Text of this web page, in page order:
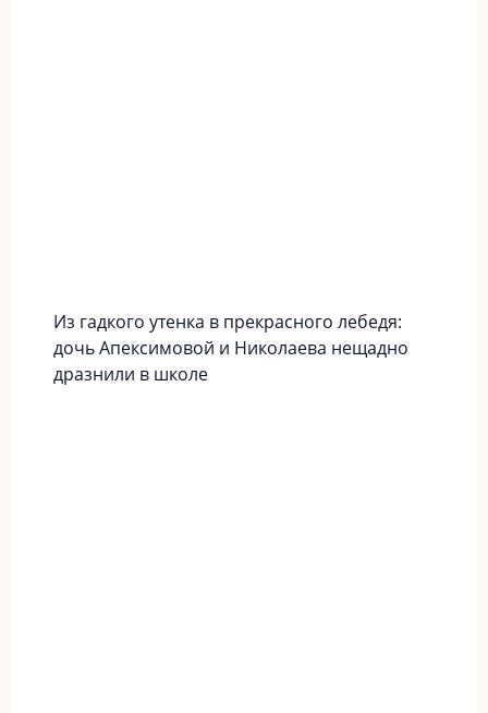
Из гадкого утенка в прекрасного лебедя:
дочь Апексимовой и Николаева нещадно
дразнили в школе